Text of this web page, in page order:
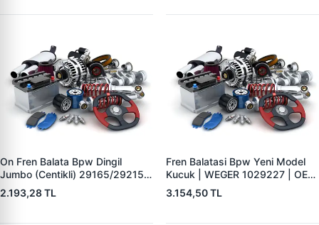
On Fren Balata Bpw Dingil
Jumbo (Centikli) 29165/29215 |
WEGER 10041-2 | OEM
0509290050 0980102750
2.193,28 TL
Fren Balatasi Bpw Yeni Model
Kucuk | WEGER 1029227 | OEM
509290120 29227
3.154,50 TL